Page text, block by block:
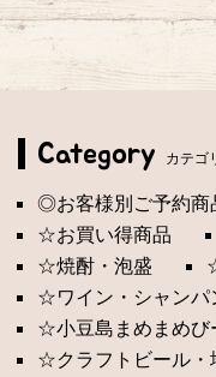
Category カテゴ
◎お客様別ご予約
☆お買い得商品
☆焼酎・泡盛
☆ワイン・シャンパ
☆小豆島まめまめび
☆クラフトビール・